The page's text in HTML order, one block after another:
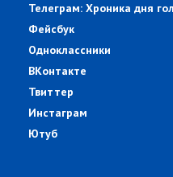
Телеграм: Хроника дня
Фейсбук
Одноклассники
ВКонтакте
Твиттер
Инстаграм
Ютуб